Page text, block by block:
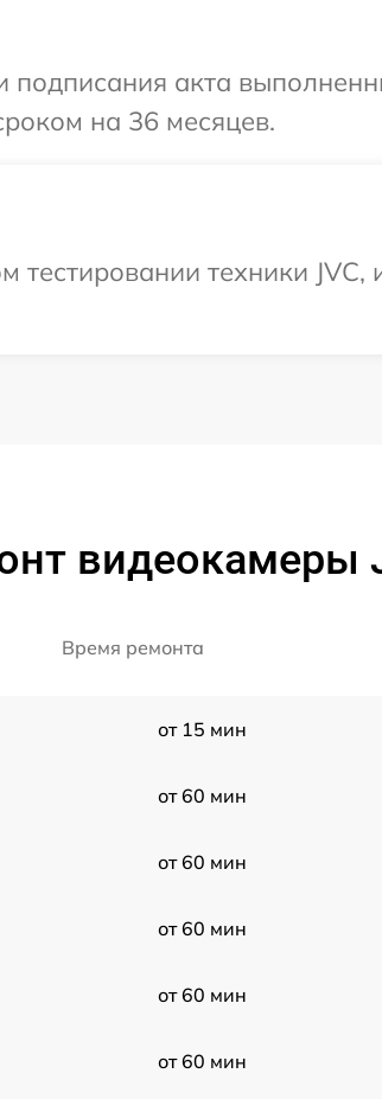
подписания акта
на 36 месяцев.
техники JVC,
видеокамеры
Время ремонта
от 15 мин
от 60 мин
от 60 мин
от 60 мин
от 60 мин
от 60 мин